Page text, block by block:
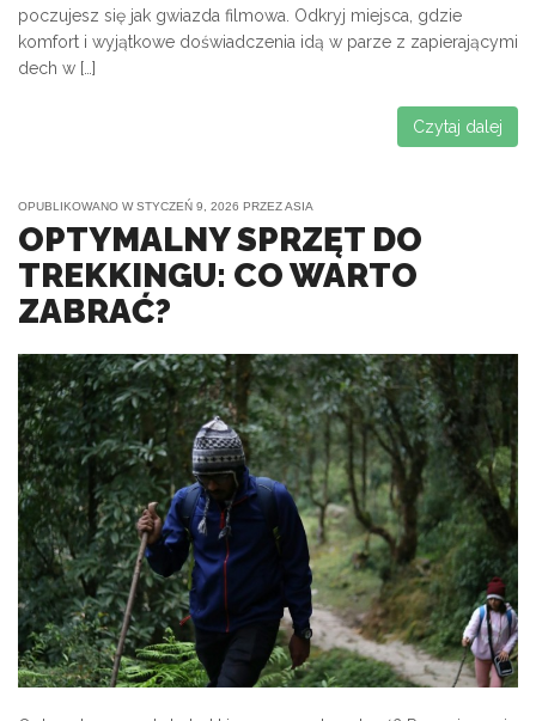
poczujesz się jak gwiazda filmowa. Odkryj miejsca, gdzie
komfort i wyjątkowe doświadczenia idą w parze z zapierającymi
dech w […]
Czytaj dalej
OPUBLIKOWANO WSTYCZEŃ 9, 2026 PRZEZASIA
OPTYMALNY SPRZĘT DO
TREKKINGU: CO WARTO
ZABRAĆ?